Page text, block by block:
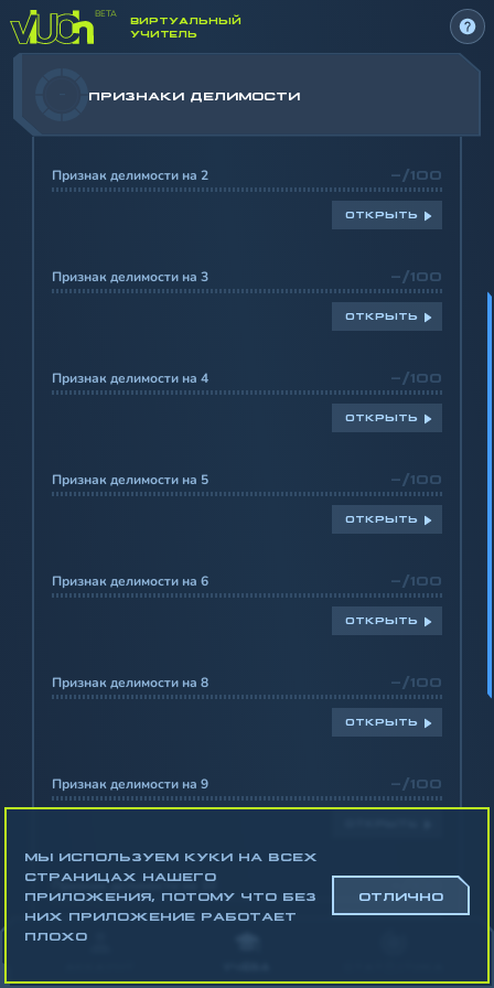
ВИРТУАЛЬНЫЙ
УЧИТЕЛЬ
ПРИЗНАКИ ДЕЛИМОСТИ
Признак делимости на 2 -/100
ОТКРЫТЬ
Признак делимости на 3 -/100
ОТКРЫТЬ
Признак делимости на 4 -/100
ОТКРЫТЬ
Признак делимости на 5 -/100
ОТКРЫТЬ
Признак делимости на 6 -/100
ОТКРЫТЬ
Признак делимости на 8 -/100
ОТКРЫТЬ
Признак делимости на 9 -/100
Признак делимости на 10
МЫ ИСПОЛЬЗУЕМ КУКИ НА ВСЕХ
СТРАНИЦАХ НАШЕГО
ПРИЛОЖЕНИЯ, ПОТОМУ ЧТО БЕЗ
НИХ ПРИЛОЖЕНИЕ РАБОТАЕТ
ПЛОХО
ОТЛИЧНО